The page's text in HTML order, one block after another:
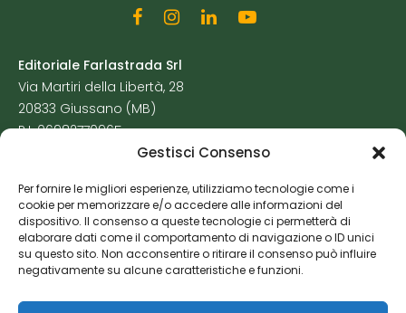
Gestisci Consenso
Per fornire le migliori esperienze, utilizziamo tecnologie come i
cookie per memorizzare e/o accedere alle informazioni del
dispositivo. Il consenso a queste tecnologie ci permetterà di
elaborare dati come il comportamento di navigazione o ID unici
su questo sito. Non acconsentire o ritirare il consenso può influire
negativamente su alcune caratteristiche e funzioni.
Editoriale Farlastrada Srl
Via Martiri della Libertà, 28
20833 Giussano (MB)
P.I. 06982770965
Cookie Policy
Risorse Aggiuntive